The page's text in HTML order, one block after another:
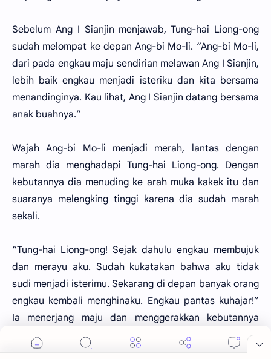
Sebelum Ang I Sianjin menjawab, Tung-hai Liong-ong
sudah melompat ke depan Ang-bi Mo-li. “Ang-bi Mo-li,
dari pada engkau maju sendirian melawan Ang I Sianjin,
lebih baik engkau menjadi isteriku dan kita bersama
menandinginya. Kau lihat, Ang I Sianjin datang bersama
anak buahnya.”
Wajah Ang-bi Mo-li menjadi merah, lantas dengan
marah dia menghadapi Tung-hai Liong-ong. Dengan
kebutannya dia menuding ke arah muka kakek itu dan
suaranya melengking tinggi karena dia sudah marah
sekali.
“Tung-hai Liong-ong! Sejak dahulu engkau membujuk
dan merayu aku. Sudah kukatakan bahwa aku tidak
sudi menjadi isterimu. Sekarang di depan banyak orang
engkau kembali menghinaku. Engkau pantas kuhajar!”
Ia menerjang maju dan menggerakkan kebutannya
mengarah mata lawan.